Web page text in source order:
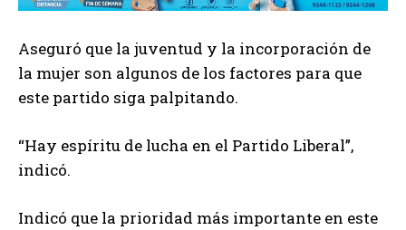
Aseguró que la juventud y la incorporación de
la mujer son algunos de los factores para que
este partido siga palpitando.
“Hay espíritu de lucha en el Partido Liberal”,
indicó.
Indicó que la prioridad más importante en este